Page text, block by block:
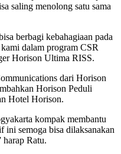
saling menolong satu sama
berbagi kebahagiaan pada
dalam program CSR
Horison Ultima RISS.
dari Horison
Horison Peduli
Hotel Horison.
kompak membantu
ini semoga bisa dilaksanakan
harap Ratu.